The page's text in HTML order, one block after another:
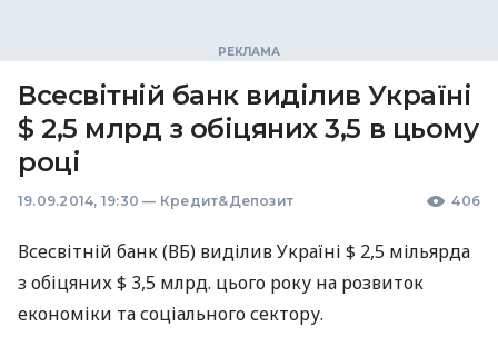
Всесвітній банк виділив Україні
$ 2,5 млрд з обіцяних 3,5 в цьому
році
19.09.2014, 19:30 — Кредит&Депозит 406
Всесвітній банк (ВБ) виділив Україні $ 2,5 мільярда
з обіцяних $ 3,5 млрд. цього року на розвиток
економіки та соціального сектору.